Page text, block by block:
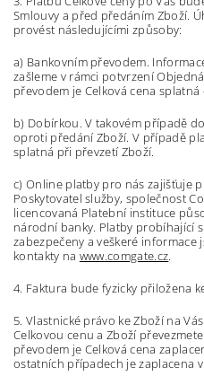
Smlouvy a před předáním Zboží.
provést následujícími způsoby:
a) Bankovním převodem.
zašleme v rámci potvrzení
převodem je Celková cena splatná
b) Dobírkou. V takovém případě
oproti předání Zboží. V případě
splatná při převzetí Zboží.
c) Online platby pro nás zajišťuje
Poskytovatel služby, společnost
licencovaná Platební instituce
národní banky. Platby probíhající
zabezpečeny a veškeré informace
kontakty na www.comgate.cz.
4. Faktura bude fyzicky přiložena
5. Vlastnické právo ke Zboží na
Celkovou cenu a Zboží
převodem je Celková cena
ostatních případech je zaplacena